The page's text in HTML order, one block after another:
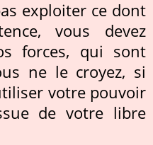
exploiter ce dont
vous devez
forces, qui sont
ne le croyez, si
votre pouvoir
de votre libre